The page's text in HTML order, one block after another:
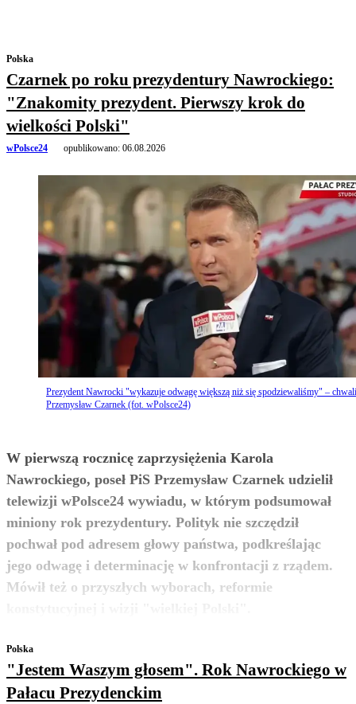
Polska
Czarnek po roku prezydentury Nawrockiego:
"Znakomity prezydent. Pierwszy krok do
wielkości Polski"
wPolsce24 opublikowano: 06.08.2026
Prezydent Nawrocki "wykazuje odwagę większą niż się spodziewaliśmy" – chwali
Przemysław Czarnek (fot. wPolsce24)
W pierwszą rocznicę zaprzysiężenia Karola
Nawrockiego, poseł PiS Przemysław Czarnek udzielił
telewizji wPolsce24 wywiadu, w którym podsumował
miniony rok prezydentury. Polityk nie szczędził
pochwał pod adresem głowy państwa, podkreślając
jego odwagę i determinację w konfrontacji z rządem.
Mówił też o przyszłych wyborach, reformie
zobacz więcej
Polska
"Jestem Waszym głosem". Rok Nawrockiego w
Pałacu Prezydenckim